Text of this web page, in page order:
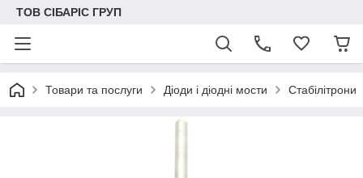
ТОВ СІБАРІС ГРУП
Товари та послуги Діоди і діодні мости Стабілітрони